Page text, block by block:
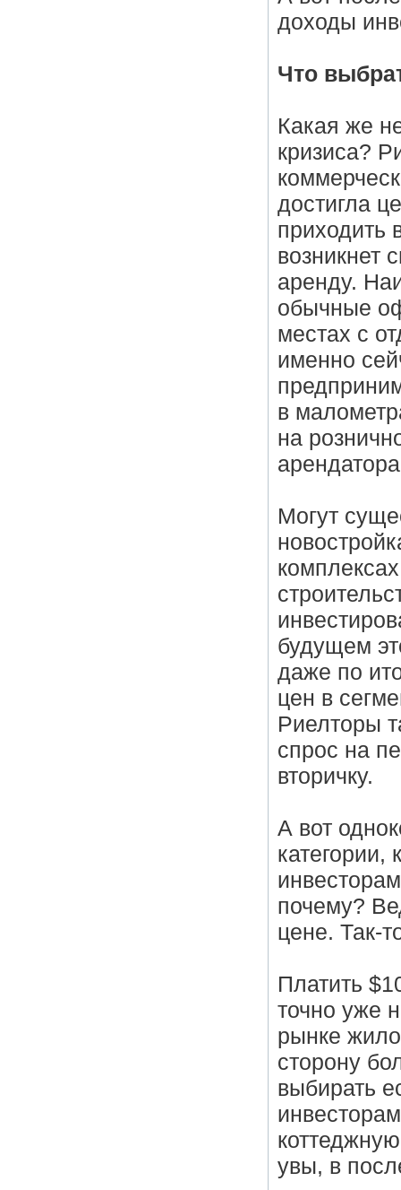
доходы
Что
Какая же
кризиса?
достигла
приходить
возникнет
аренду.
обычные
местах с
именно
в
на
Могут
будущем
даже по
цен в
Риелторы
спрос на
вторичку.
А вот
почему?
цене. Так-
Платить
точно уже
рынке
сторону
выбирать
увы, в